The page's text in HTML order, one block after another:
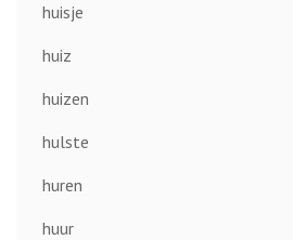
huisje
huiz
huizen
hulste
huren
huur